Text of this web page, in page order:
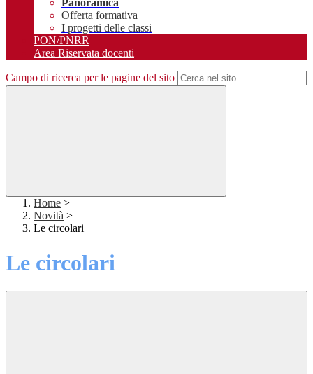
Panoramica
Offerta formativa
I progetti delle classi
PON/PNRR
Area Riservata docenti
Campo di ricerca per le pagine del sito
Home >
Novità >
Le circolari
Le circolari